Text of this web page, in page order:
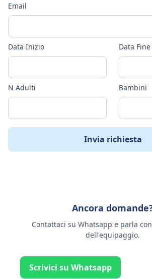
Email
Data Inizio Data Fine
N Adulti Bambini
Ancora
Contattaci su Whatsapp e parla
dell'equipaggio.
Scrivici su Whatsapp